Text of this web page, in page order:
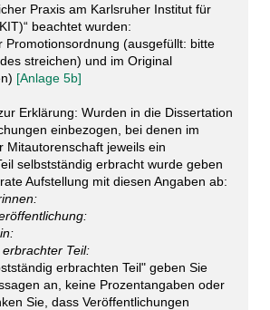
Praxis am Karlsruher Institut für
beachtet wurden:
Promotionsordnung (ausgefüllt: bitte
streichen) und im Original
[Anlage 5b]
Erklärung: Wurden in die Dissertation
einbezogen, bei denen im
Mitautorenschaft jeweils ein
selbstständig erbracht wurde geben
Aufstellung mit diesen Angaben ab:
Teil:
erbrachten Teil" geben Sie
an, keine Prozentangaben oder
Sie, dass Veröffentlichungen